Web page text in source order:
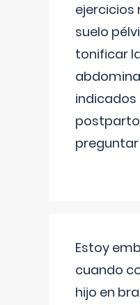
ejercicios
suelo
tonificar
indicados
Estoy
cuando
hijo en